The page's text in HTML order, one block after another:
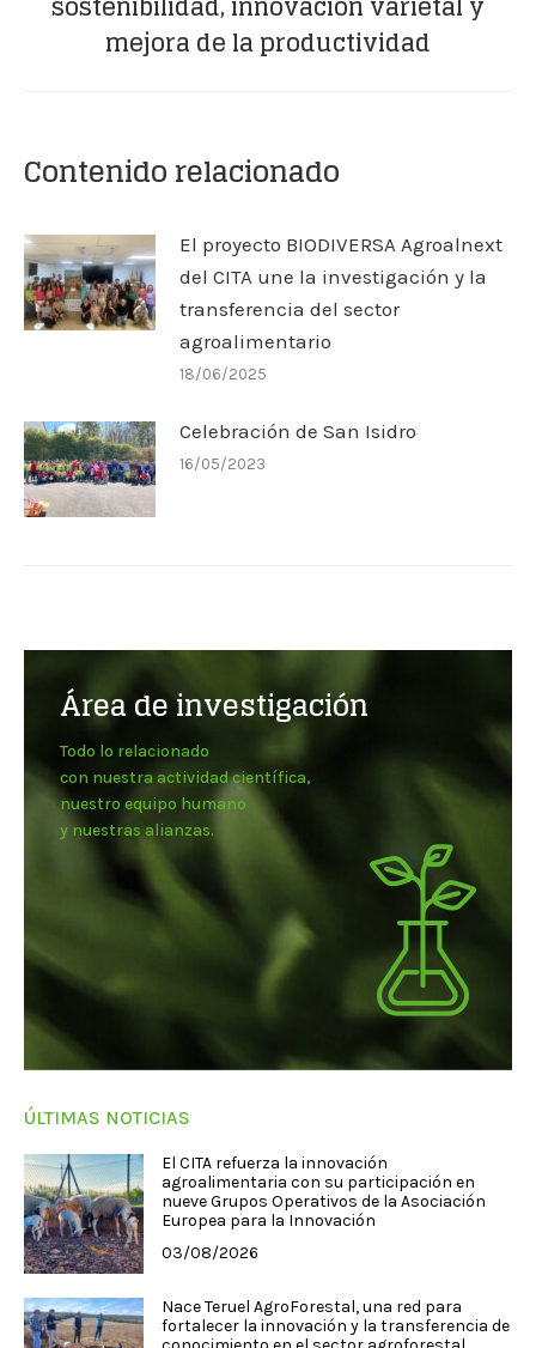
siguiente:
mejora de la productividad
Contenido relacionado
El proyecto BIODIVERSA Agroalnext
del CITA une la investigación y la
transferencia del sector
agroalimentario
18/06/2025
Celebración de San Isidro
16/05/2023
Área de investigación
Todo lo relacionado
con nuestra actividad científica,
nuestro equipo humano
y nuestras alianzas.
ÚLTIMAS NOTICIAS
El CITA refuerza la innovación
agroalimentaria con su participación en
nueve Grupos Operativos de la Asociación
Europea para la Innovación
03/08/2026
Nace Teruel AgroForestal, una red para
fortalecer la innovación y la transferencia de